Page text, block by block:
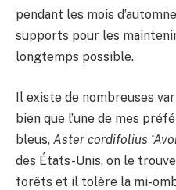
pendant les mois
supports pour les
longtemps possible.
Il existe de nombreuses
bien que l’une de mes
bleus, Aster cordifolius
des États-Unis, on le
forêts et il tolère la mi-